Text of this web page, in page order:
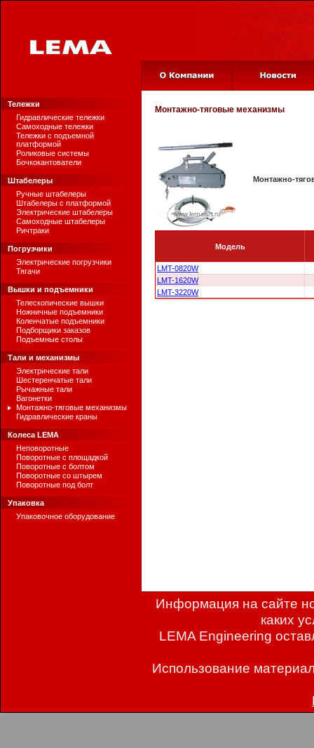
Тележки
Гидравлические тележки
Самоходные тележки
Тележки с подъемной
платформой
Роликовые системы
Бочкокантователи
Штабелеры
Ручные штабелеры
Штабелеры с платформой
Электрические штабелеры
Самоходные штабелеры
Ричтраки
Погрузчики
Электрические погрузчики
Тягачи
Вышки и подъемники
Телескопические вышки
Ножничные подъемники
Коленчатые подъемники
Подборщики заказов
Подъемные столы
Тали и механизмы
Электрические тали
Шестеренчатые тали
Рычажные тали
Вагонетки
Монтажно-тяговые механизмы
Гидравлические краны
Колеса LEMA
Неповоротные
Поворотные с площадкой
Поворотные с болтом
Поворотные со штырем
Поворотные под болт
Упаковка
Упаковочное оборудование
Монтажно-тяговые механизмы
Монтажно-
Модель
LMT-0820W
LMT-1620W
LMT-3220W
Информация на сайте
каких
LEMA Engineering
Использование